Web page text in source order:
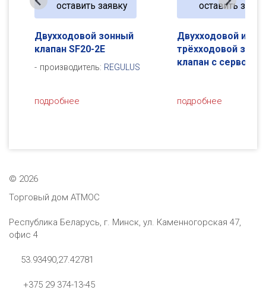
Двухходовой и
трёхходовой зональный
клапан с сервоприводом
подробнее
оставить заявку
Клапан
зонный VZP 220-
производитель:
подробнее
оставить
© 2026
Торговый дом АТМОС
Республика Беларусь, г. Минск, ул. Каменногорская 47,
офис 4
53.93490,27.42781
+375 29 374-13-45